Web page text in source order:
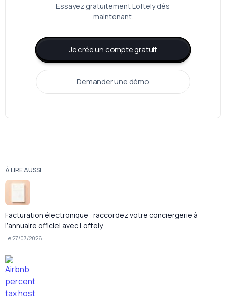
Essayez gratuitement Loftely dès
maintenant.
Je crée un compte gratuit
Demander une démo
À LIRE AUSSI
Facturation électronique : raccordez votre conciergerie à
l’annuaire officiel avec Loftely
Le 27/07/2026